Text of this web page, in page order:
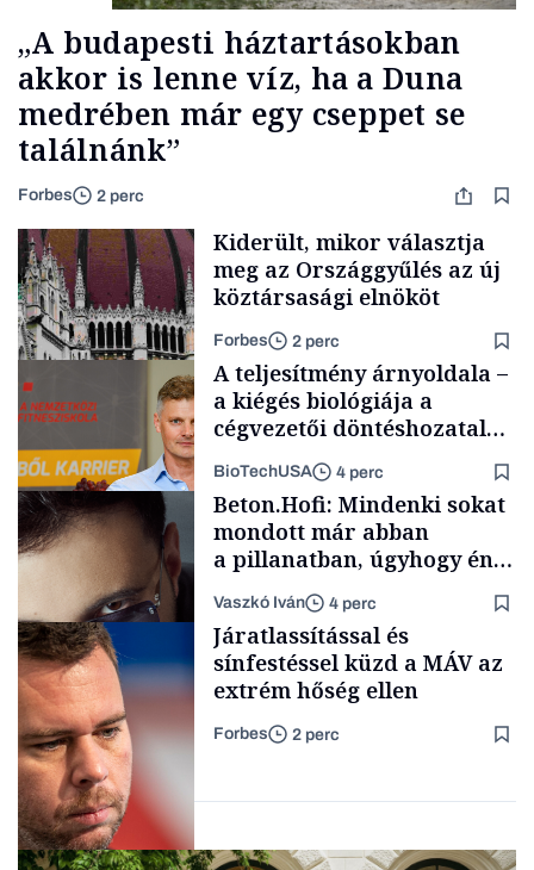
„A budapesti háztartásokban
akkor is lenne víz, ha a Duna
medrében már egy cseppet se
találnánk”
Forbes 2 perc
Politika
Kiderült, mikor választja
meg az Országgyűlés az új
köztársasági elnököt
Forbes 2 perc
Content Lab HUB
A teljesítmény árnyoldala –
a kiégés biológiája a
cégvezetői döntéshozatal
BioTechUSA 4 perc
Forbes-sztori
Beton.Hofi: Mindenki sokat
mondott már abban
a pillanatban, úgyhogy én
a legsarkosabb
gondolataimat akartam
kimondani
Vaszkó Iván 4 perc
Járatlassítással és
sínfestéssel küzd a MÁV az
extrém hőség ellen
Forbes 2 perc